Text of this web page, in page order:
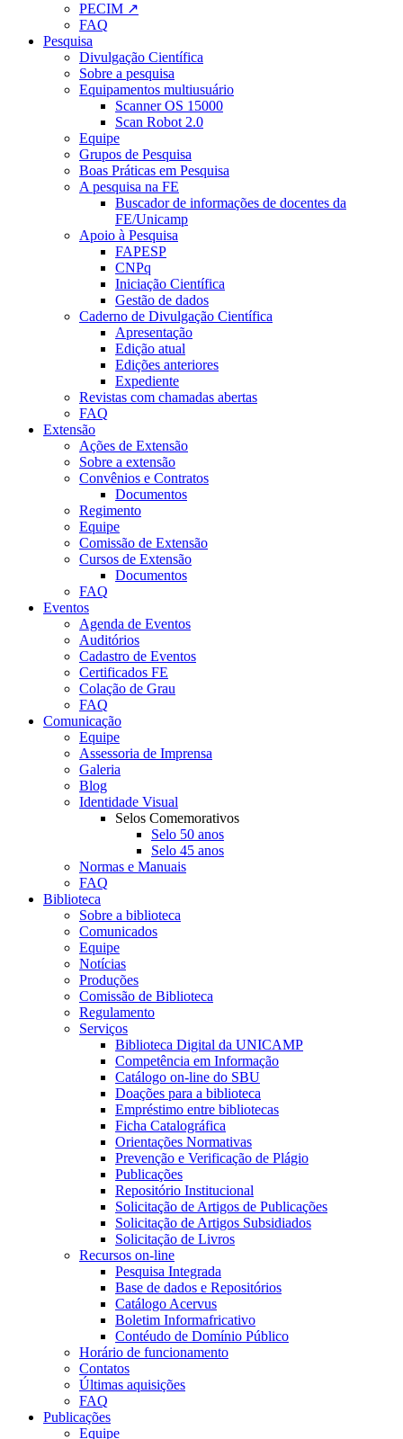
PECIM ↗
FAQ
Pesquisa
Divulgação Científica
Sobre a pesquisa
Equipamentos multiusuário
Scanner OS 15000
Scan Robot 2.0
Equipe
Grupos de Pesquisa
Boas Práticas em Pesquisa
A pesquisa na FE
Buscador de informações de docentes da
FE/Unicamp
Apoio à Pesquisa
FAPESP
CNPq
Iniciação Científica
Gestão de dados
Caderno de Divulgação Científica
Apresentação
Edição atual
Edições anteriores
Expediente
Revistas com chamadas abertas
FAQ
Extensão
Ações de Extensão
Sobre a extensão
Convênios e Contratos
Documentos
Regimento
Equipe
Comissão de Extensão
Cursos de Extensão
Documentos
FAQ
Eventos
Agenda de Eventos
Auditórios
Cadastro de Eventos
Certificados FE
Colação de Grau
FAQ
Comunicação
Equipe
Assessoria de Imprensa
Galeria
Blog
Identidade Visual
Selos Comemorativos
Selo 50 anos
Selo 45 anos
Normas e Manuais
FAQ
Biblioteca
Sobre a biblioteca
Comunicados
Equipe
Notícias
Produções
Comissão de Biblioteca
Regulamento
Serviços
Biblioteca Digital da UNICAMP
Competência em Informação
Catálogo on-line do SBU
Doações para a biblioteca
Empréstimo entre bibliotecas
Ficha Catalográfica
Orientações Normativas
Prevenção e Verificação de Plágio
Publicações
Repositório Institucional
Solicitação de Artigos de Publicações
Solicitação de Artigos Subsidiados
Solicitação de Livros
Recursos on-line
Pesquisa Integrada
Base de dados e Repositórios
Catálogo Acervus
Boletim Informafricativo
Contéudo de Domínio Público
Horário de funcionamento
Contatos
Últimas aquisições
FAQ
Publicações
Equipe